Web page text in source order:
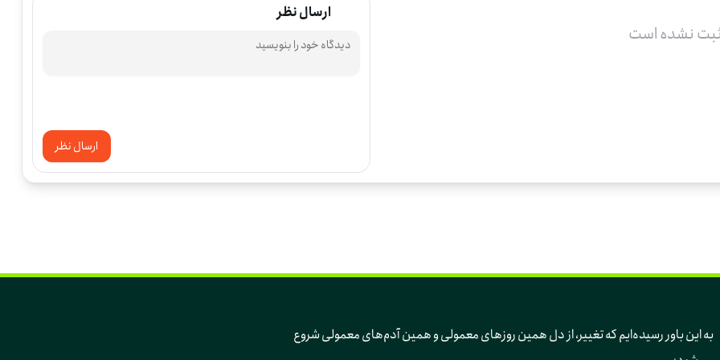
نشده است
ارسال نظر
ارسال نظر
به این باور رسیده‌ایم که تغییر، از دل همین روزهای معمولی و همین آدم‌های معمولی شروع